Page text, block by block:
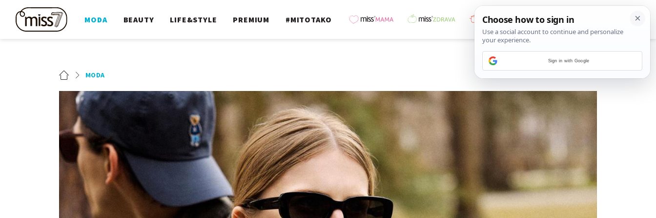
MODA BEAUTY LIFE&STYLE PREMIUM #MITOTAKO
MODA
Sign in with Google